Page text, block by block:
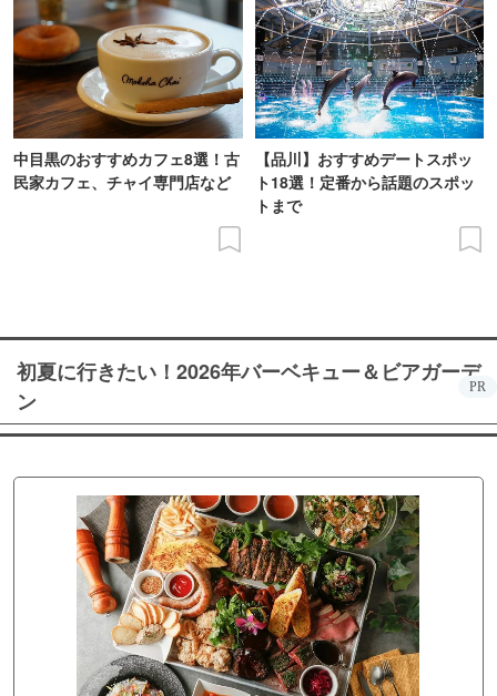
中目黒のおすすめカフェ8選！古
民家カフェ、チャイ専門店など
【品川】おすすめデートスポッ
ト18選！定番から話題のスポッ
トまで
初夏に行きたい！2026年バーベキュー＆ビアガーデ
ン
PR